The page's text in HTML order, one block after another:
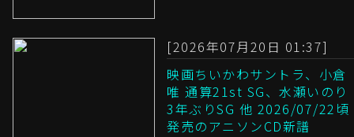
[2026年07月20日 01:37]
映画ちいかわサントラ、小倉
唯 通算21st SG、水瀬いのり
3年ぶりSG 他 2026/07/22頃
発売のアニソンCD新譜